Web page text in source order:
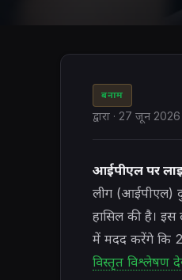
बनाम
द्वारा · 27 जून 2026
आईपीएल पर
लीग (आईपीएल)
हासिल की है।
में मदद करेंगे कि
विस्तृत विश्लेषण